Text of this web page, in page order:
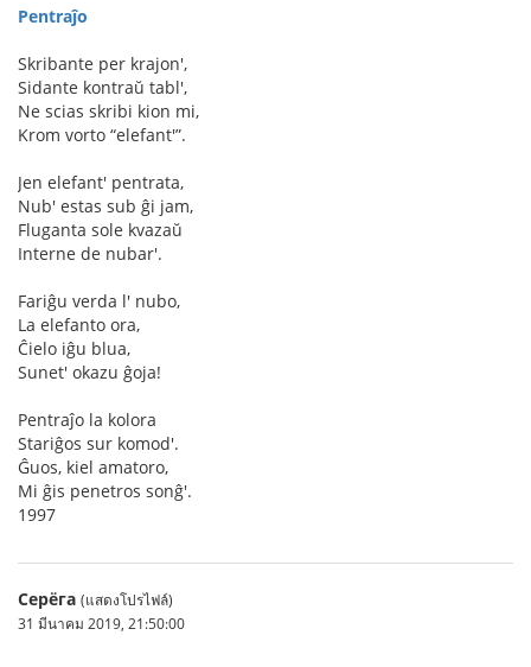
Pentraĵo
Skribante per krajon',
Sidante kontraŭ tabl',
Ne scias skribi kion mi,
Krom vorto “elefant'”.
Jen elefant' pentrata,
Nub' estas sub ĝi jam,
Fluganta sole kvazaŭ
Interne de nubar'.
Fariĝu verda l' nubo,
La elefanto ora,
Ĉielo iĝu blua,
Sunet' okazu ĝoja!
Pentraĵo la kolora
Stariĝos sur komod'.
Ĝuos, kiel amatoro,
Mi ĝis penetros sonĝ'.
1997
Серёга (แสดงโปรไฟล์)
31 มีนาคม 2019, 21:50:00